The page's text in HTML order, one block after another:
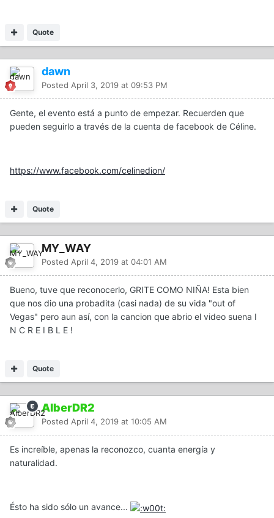
Quote
dawn
Posted April 3, 2019 at 09:53 PM
Gente, el evento está a punto de empezar. Recuerden que
pueden seguirlo a través de la cuenta de facebook de Céline.
https://www.facebook.com/celinedion/
Quote
MY_WAY
Posted April 4, 2019 at 04:01 AM
Bueno, tuve que reconocerlo, GRITE COMO NIÑA! Esta bien
que nos dio una probadita (casi nada) de su vida "out of
Vegas" pero aun así, con la cancion que abrio el video suena I
N C R E I B L E !
Quote
AlberDR2
Posted April 4, 2019 at 10:05 AM
Es increíble, apenas la reconozco, cuanta energía y
naturalidad.
Ésto ha sido sólo un avance...